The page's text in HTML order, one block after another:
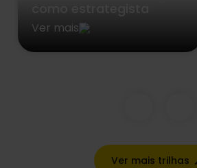
Ver mais
Ver mais trilhas